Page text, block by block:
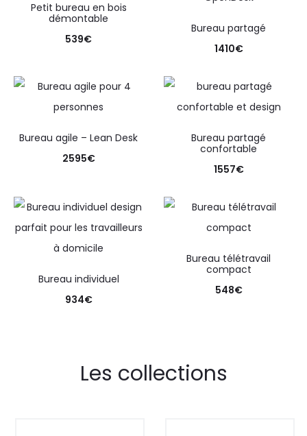
Petit bureau en bois
démontable
539€
Bureau partagé
1410€
Bureau agile – Lean Desk
2595€
Bureau partagé
confortable
1557€
Bureau individuel
934€
Bureau télétravail
compact
548€
Les collections